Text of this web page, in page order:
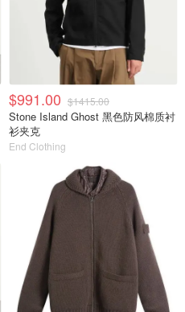
$991.00 $1415.00
Stone Island Ghost 黑色防风棉质衬
衫夹克
End Clothing